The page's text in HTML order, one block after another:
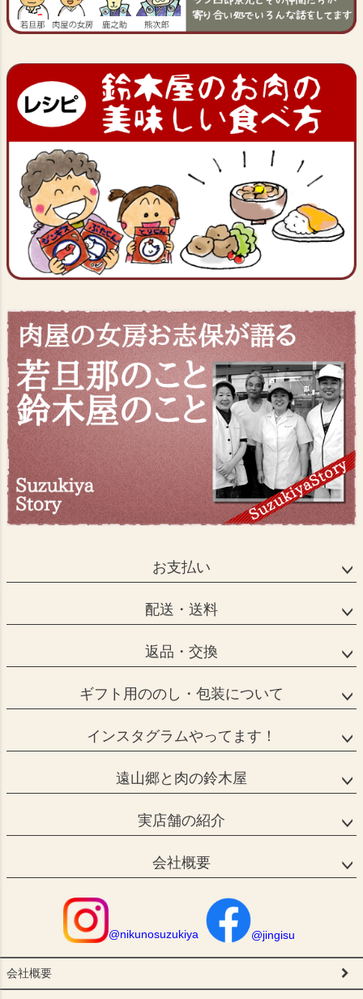
お支払い
配送・送料
返品・交換
ギフト用ののし・包装について
インスタグラムやってます！
遠山郷と肉の鈴木屋
実店舗の紹介
会社概要
会社概要
@nikunosuzukiya @jingisu